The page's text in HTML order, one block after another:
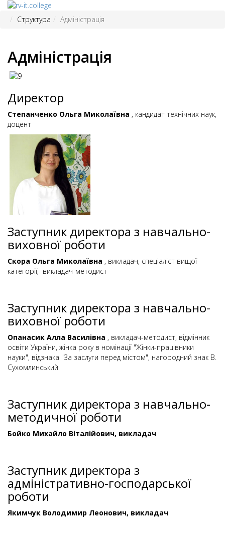
Структура Адміністрація
Адміністрація
Директор
Степанченко Ольга Миколаївна , кандидат технічних наук,
доцент
Заступник директора з навчально-
виховної роботи
Скора Ольга Миколаївна , викладач, спеціаліст вищої
категорії, викладач-методист
Заступник директора з навчально-
виховної роботи
Опанасик Алла Василівна , викладач-методист, відмінник
освіти України, жінка року в номінації "Жінки-працівники
науки", відзнака "За заслуги перед містом", нагородний знак В.
Сухомлинський
Заступник директора з навчально-
методичної роботи
Бойко Михайло Віталійович, викладач
Заступник директора з
адміністративно-господарської
роботи
Якимчук Володимир Леонович, викладач